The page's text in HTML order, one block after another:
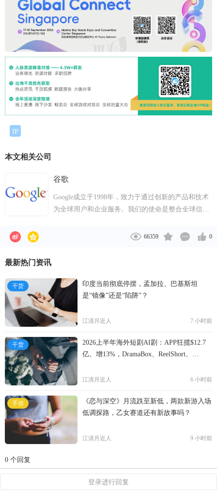
IP
本文相关公司
谷歌
Google成立于1998年，致力于通过创新的产品和技术
为全球用户和企业服务。我们的使命是整合全球信
Google已成长为在全球40多个国家和地区拥有70多个
66359 0
最新热门资讯
干货
印度当前彻底停摆，孟加拉、巴基斯坦
是“镜像”还是“陷阱”？
江清月近人 7 小时前
干货
2026上半年海外短剧AI剧：APP狂揽$12.7
亿、增13%，DramaBox、ReelShort、
江清月近人 6 小时前
手游
《恋与深空》月流跌至新低，两款新游入场
低调探路，乙女赛道还有新故事吗？
江清月近人 9 小时前
0 个回复
登录进行回复